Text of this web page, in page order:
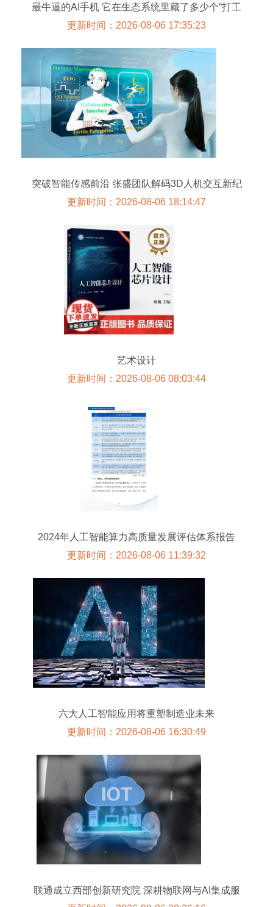
最牛逼的AI手机 它在生态系统里藏了多少个“打工
人”？
更新时间：2026-08-06 17:35:23
突破智能传感前沿 张盛团队解码3D人机交互新纪
元
更新时间：2026-08-06 18:14:47
艺术设计
更新时间：2026-08-06 08:03:44
2024年人工智能算力高质量发展评估体系报告
更新时间：2026-08-06 11:39:32
六大人工智能应用将重塑制造业未来
更新时间：2026-08-06 16:30:49
联通成立西部创新研究院 深耕物联网与AI集成服